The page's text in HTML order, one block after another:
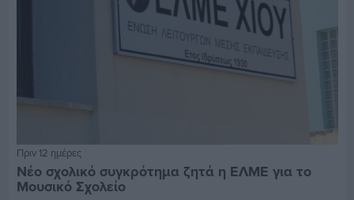
Πριν 12 ημέρες
Νέο σχολικό συγκρότημα ζητά η ΕΛΜΕ για το
Μουσικό Σχολείο